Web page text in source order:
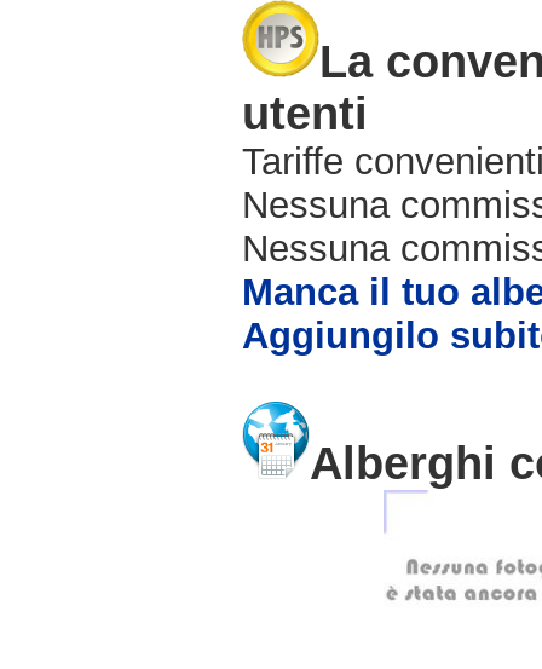
La
utenti
Tariffe
Nessuna
Nessuna
Manca il tuo
Aggiungilo
Alberghi